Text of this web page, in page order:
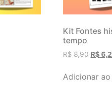
Kit Fontes
tempo
R$8,90 R$
Adicionar